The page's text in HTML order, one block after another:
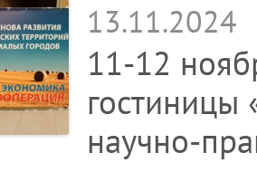
13.11.2024
11-12
научно-